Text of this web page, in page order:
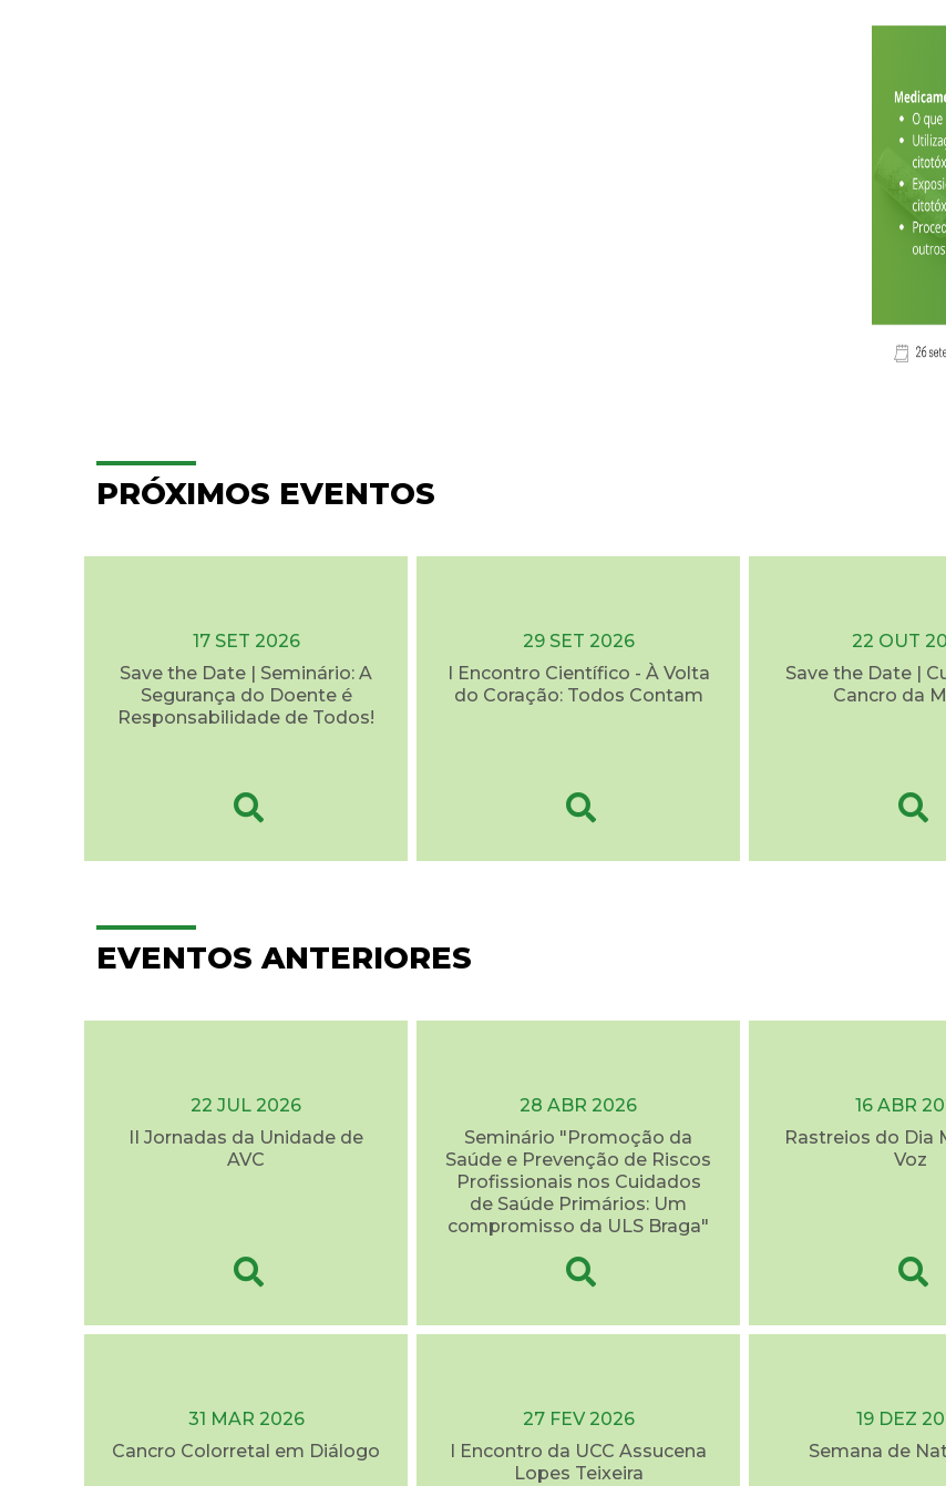
PRÓXIMOS EVENTOS
17 SET 2026
Save the Date | Seminário: A
Segurança do Doente é
Responsabilidade de Todos!
29 SET 2026
I Encontro Científico - À Volta
do Coração: Todos Contam
22 OUT
Save the Date |
Cancro da
EVENTOS ANTERIORES
22 JUL 2026
II Jornadas da Unidade de
AVC
28 ABR 2026
Seminário "Promoção da
Saúde e Prevenção de Riscos
Profissionais nos Cuidados
de Saúde Primários: Um
compromisso da ULS Braga"
16 ABR
Rastreios do Dia
Voz
31 MAR 2026
Cancro Colorretal em Diálogo
27 FEV 2026
I Encontro da UCC Assucena
Lopes Teixeira
19 DEZ
Semana de